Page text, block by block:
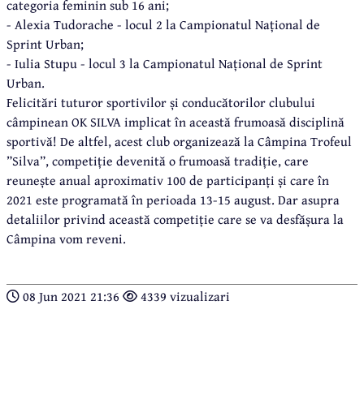
categoria feminin sub 16 ani;
- Alexia Tudorache - locul 2 la Campionatul Național de
Sprint Urban;
- Iulia Stupu - locul 3 la Campionatul Național de Sprint
Urban.
Felicitări tuturor sportivilor și conducătorilor clubului
câmpinean OK SILVA implicat în această frumoasă disciplină
sportivă! De altfel, acest club organizează la Câmpina Trofeul
”Silva”, competiție devenită o frumoasă tradiție, care
reunește anual aproximativ 100 de participanți și care în
2021 este programată în perioada 13-15 august. Dar asupra
detaliilor privind această competiție care se va desfășura la
Câmpina vom reveni.
08 Jun 2021 21:36 4339 vizualizari